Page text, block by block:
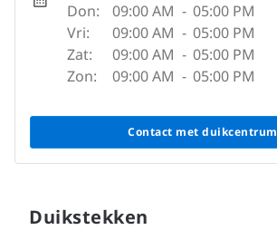
Don:
09:00 AM - 05:00 PM
Vri:
09:00 AM - 05:00 PM
Zat:
09:00 AM - 05:00 PM
Zon:
09:00 AM - 05:00 PM
Contact met duikcentrum
Duikstekken